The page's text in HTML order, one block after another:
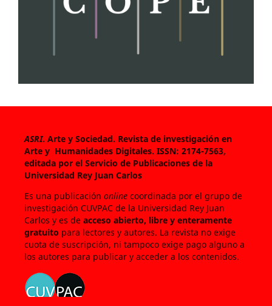
ASRI. Arte y Sociedad. Revista de investigación en
Arte y Humanidades Digitales. ISSN: 2174-7563,
editada por el Servicio de Publicaciones de la
Universidad Rey Juan Carlos
Es una publicación onlinecoordinada por el grupo de
investigación CUVPAC de la Universidad Rey Juan
Carlos y es de acceso abierto, libre y enteramente
gratuito para lectores y autores. La revista no exige
cuota de suscripción, ni tampoco exige pago alguno a
los autores para publicar y acceder a los contenidos.